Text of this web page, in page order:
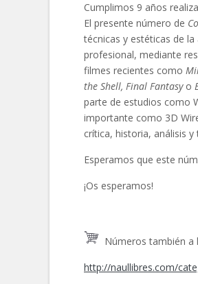
Cumplimos 9 años
El presente número de
técnicas y estéticas de
profesional, mediante
filmes recientes como
the Shell, Final Fantasy o
parte de estudios como
importante como 3D
crítica, historia, análisis
Esperamos que este
¡Os esperamos!
Números también a
http://naullibres.com/